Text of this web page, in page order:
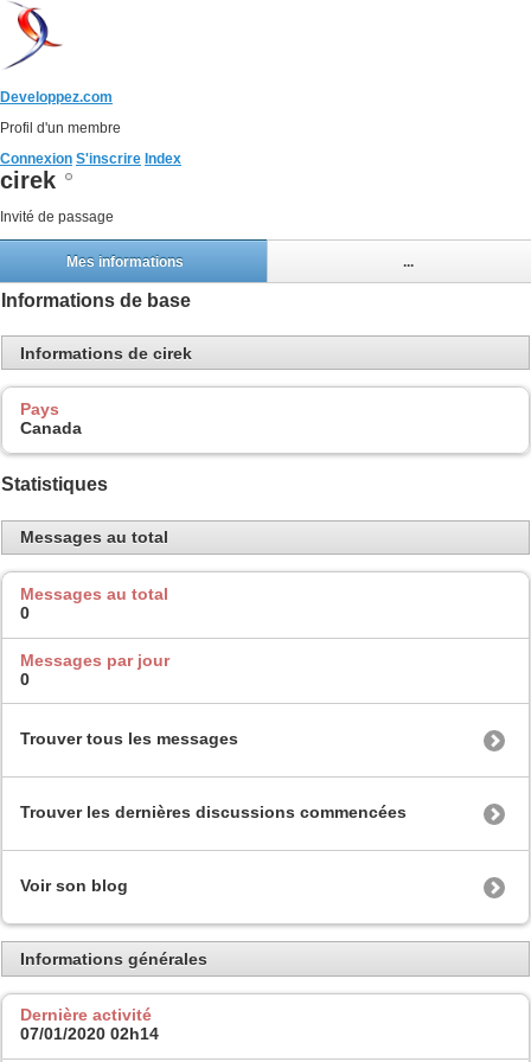
Developpez.com
Profil d'un membre
Connexion S'inscrire Index
cirek
Invité de passage
Mes informations ...
Informations de base
Informations de cirek
Pays
Canada
Statistiques
Messages au total
Messages au total
0
Messages par jour
0
Trouver tous les messages
Trouver les dernières discussions commencées
Voir son blog
Informations générales
Dernière activité
07/01/2020 02h14